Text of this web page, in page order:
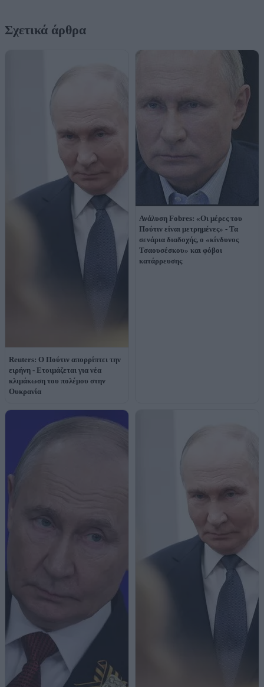
Σχετικά άρθρα
Reuters: Ο Πούτιν απορρίπτει την
ειρήνη - Ετοιμάζεται για νέα
κλιμάκωση του πολέμου στην
Ουκρανία
Ανάλυση Fobres: «Οι μέρες του
Πούτιν είναι μετρημένες» - Τα
σενάρια διαδοχής, ο «κίνδυνος
Τσαουσέσκου» και φόβοι
κατάρρευσης